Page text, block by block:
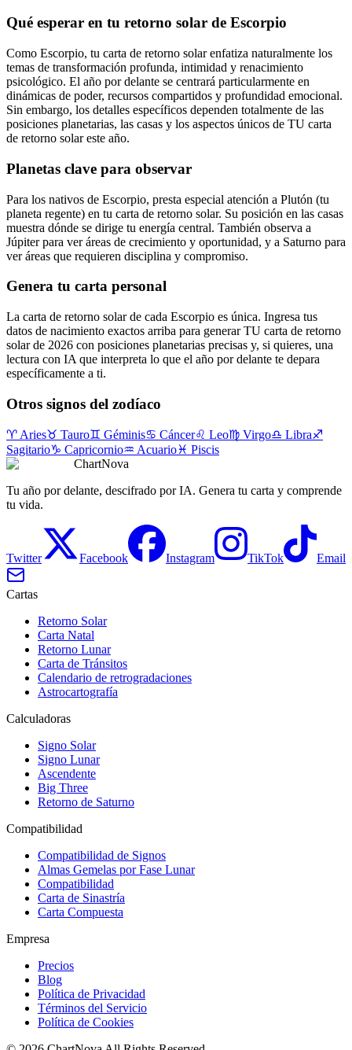
Qué esperar en tu retorno solar de Escorpio
Como Escorpio, tu carta de retorno solar enfatiza naturalmente los
temas de transformación profunda, intimidad y renacimiento
psicológico. El año por delante se centrará particularmente en
dinámicas de poder, recursos compartidos y profundidad emocional.
Sin embargo, los detalles específicos dependen totalmente de las
posiciones planetarias, las casas y los aspectos únicos de TU carta
de retorno solar este año.
Planetas clave para observar
Para los nativos de Escorpio, presta especial atención a Plutón (tu
planeta regente) en tu carta de retorno solar. Su posición en las casas
muestra dónde se dirige tu energía central. También observa a
Júpiter para ver áreas de crecimiento y oportunidad, y a Saturno para
ver áreas que requieren disciplina y compromiso.
Genera tu carta personal
La carta de retorno solar de cada Escorpio es única. Ingresa tus
datos de nacimiento exactos arriba para generar TU carta de retorno
solar de 2026 con posiciones planetarias precisas y, si quieres, una
lectura con IA que interpreta lo que el año por delante te depara
específicamente a ti.
Otros signos del zodíaco
♈ Aries♉ Tauro♊ Géminis♋ Cáncer♌ Leo♍ Virgo♎ Libra♐
Sagitario♑ Capricornio♒ Acuario♓ Piscis
ChartNova
Tu año por delante, descifrado por IA. Genera tu carta y comprende
tu vida.
Twitter Facebook Instagram TikTok Email
Cartas
Retorno Solar
Carta Natal
Retorno Lunar
Carta de Tránsitos
Calendario de retrogradaciones
Astrocartografía
Calculadoras
Signo Solar
Signo Lunar
Ascendente
Big Three
Retorno de Saturno
Compatibilidad
Compatibilidad de Signos
Almas Gemelas por Fase Lunar
Compatibilidad
Carta de Sinastría
Carta Compuesta
Empresa
Precios
Blog
Política de Privacidad
Términos del Servicio
Política de Cookies